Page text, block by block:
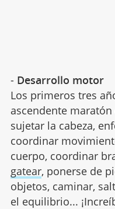
- Desarrollo motor
Los primeros tres
ascendente
sujetar la cabeza,
coordinar
cuerpo, coordinar
gatear, ponerse de
objetos, caminar,
el equilibrio...